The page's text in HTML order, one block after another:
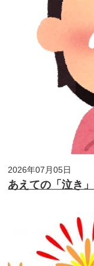
2026年07月05日
あえての「泣き」